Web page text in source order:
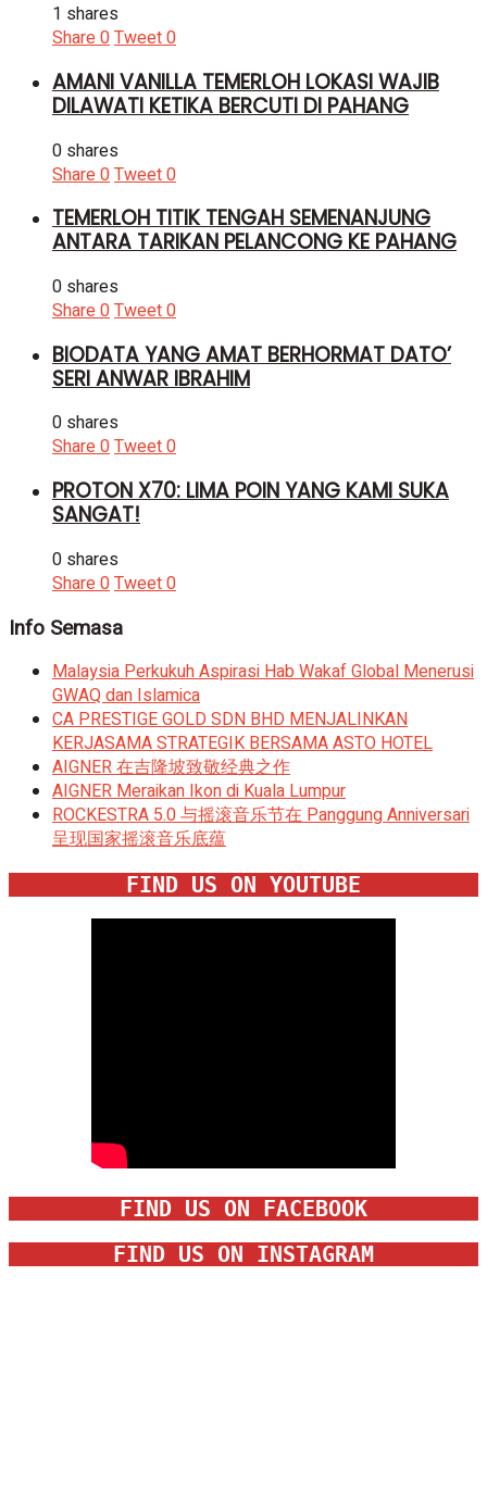
1 shares
Share0Tweet0
AMANI VANILLA TEMERLOH LOKASI WAJIB
DILAWATI KETIKA BERCUTI DI PAHANG
0 shares
Share0Tweet0
TEMERLOH TITIK TENGAH SEMENANJUNG
ANTARA TARIKAN PELANCONG KE PAHANG
0 shares
Share0Tweet0
BIODATA YANG AMAT BERHORMAT DATO’
SERI ANWAR IBRAHIM
0 shares
Share0Tweet0
PROTON X70: LIMA POIN YANG KAMI SUKA
SANGAT!
0 shares
Share0Tweet0
Info Semasa
Malaysia Perkukuh Aspirasi Hab Wakaf Global Menerusi
GWAQ dan Islamica
CA PRESTIGE GOLD SDN BHD MENJALINKAN
KERJASAMA STRATEGIK BERSAMA ASTO HOTEL
AIGNER 在吉隆坡致敬经典之作
AIGNER Meraikan Ikon di Kuala Lumpur
ROCKESTRA 5.0 与摇滚音乐节在 Panggung Anniversari
呈现国家摇滚音乐底蕴
FIND US ON YOUTUBE
FIND US ON FACEBOOK
FIND US ON INSTAGRAM